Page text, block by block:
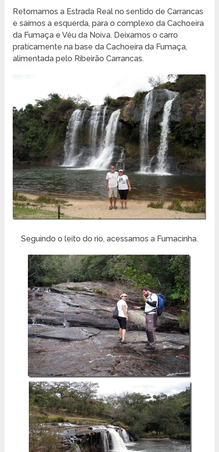
Retornamos a Estrada Real no sentido de Carrancas
e saímos a esquerda, para o complexo da Cachoeira
da Fumaça e Véu da Noiva. Deixamos o carro
praticamente na base da Cachoeira da Fumaça,
alimentada pelo Ribeirão Carrancas.
Seguindo o leito do rio, acessamos a Fumacinha.